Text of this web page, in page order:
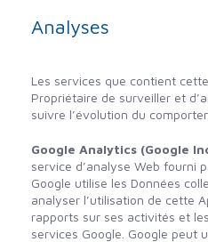
Analyses
Les services que contient
Propriétaire de surveiller et
suivre l’évolution du
Google Analytics (Google
service d’analyse Web fourni
Google utilise les Données
analyser l’utilisation de cette
rapports sur ses activités et
services Google. Google peut